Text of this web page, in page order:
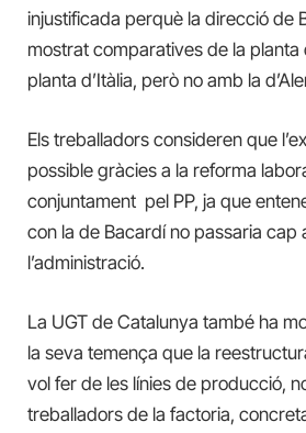
injustificada perquè la direcció de
mostrat comparatives de la planta
planta d’Itàlia, però no amb la
Els treballadors consideren que
possible gràcies a la reforma
conjuntament pel PP, ja que
con la de Bacardí no passaria cap
l’administració.
La UGT de Catalunya també ha
la seva temença que la
vol fer de les línies de producció,
treballadors de la factoria,